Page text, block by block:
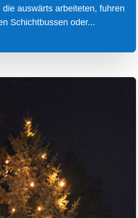
auswärts arbeiteten, fuhren
Schichtbussen oder...